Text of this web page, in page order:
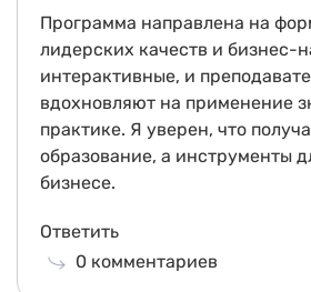
Программа направлена на
лидерских качеств и бизнес-
интерактивные, и
вдохновляют на применение
практике. Я уверен, что
образование, а инструменты
бизнесе.
Ответить
0 комментариев